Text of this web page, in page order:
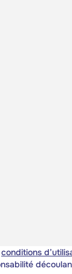
conditions